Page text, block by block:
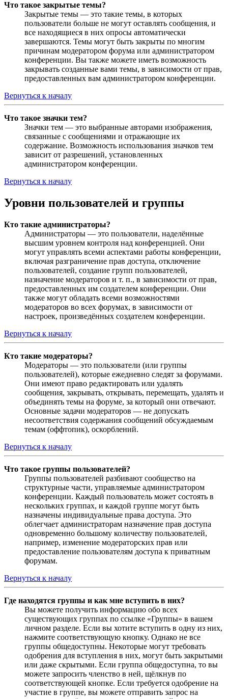
Что такое закрытые темы?
Закрытые темы — это такие темы, в которых
пользователи больше не могут оставлять сообщения, и
все находящиеся в них опросы автоматически
завершаются. Темы могут быть закрыты по многим
причинам модератором форума или администратором
конференции. Вы также можете иметь возможность
закрывать созданные вами темы, в зависимости от прав,
предоставленных вам администратором конференции.
Вернуться к началу
Что такое значки тем?
Значки тем — это выбранные авторами изображения,
связанные с сообщениями и отражающие их
содержание. Возможность использования значков тем
зависит от разрешений, установленных
администратором конференции.
Вернуться к началу
Уровни пользователей и группы
Кто такие администраторы?
Администраторы — это пользователи, наделённые
высшим уровнем контроля над конференцией. Они
могут управлять всеми аспектами работы конференции,
включая разграничение прав доступа, отключение
пользователей, создание групп пользователей,
назначение модераторов и т. п., в зависимости от прав,
предоставленных им создателем конференции. Они
также могут обладать всеми возможностями
модераторов во всех форумах, в зависимости от
настроек, произведённых создателем конференции.
Вернуться к началу
Кто такие модераторы?
Модераторы — это пользователи (или группы
пользователей), которые ежедневно следят за форумами.
Они имеют право редактировать или удалять
сообщения, закрывать, открывать, перемещать, удалять и
объединять темы на форуме, за который они отвечают.
Основные задачи модераторов — не допускать
несоответствия содержания сообщений обсуждаемым
темам (оффтопик), оскорблений.
Вернуться к началу
Что такое группы пользователей?
Группы пользователей разбивают сообщество на
структурные части, управляемые администратором
конференции. Каждый пользователь может состоять в
нескольких группах, и каждой группе могут быть
назначены индивидуальные права доступа. Это
облегчает администраторам назначение прав доступа
одновременно большому количеству пользователей,
например, изменение модераторских прав или
предоставление пользователям доступа к приватным
форумам.
Вернуться к началу
Где находятся группы и как мне вступить в них?
Вы можете получить информацию обо всех
существующих группах по ссылке «Группы» в вашем
личном разделе. Если вы хотите вступить в одну из них,
нажмите соответствующую кнопку. Однако не все
группы общедоступны. Некоторые могут требовать
одобрения для вступления в них, могут быть закрытыми
или даже скрытыми. Если группа общедоступна, то вы
можете запросить членство в ней, щёлкнув по
соответствующей кнопке. Если требуется одобрение на
участие в группе, вы можете отправить запрос на